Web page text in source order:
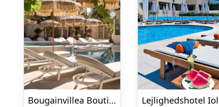
Bougainvillea Boutique Hotel